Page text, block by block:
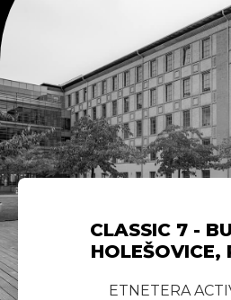
CLASSIC 7 -
HOLEŠOVICE,
ETNETERA